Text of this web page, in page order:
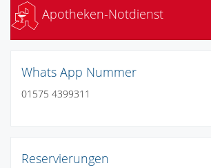
Apotheken-Notdienst
Whats App Nummer
01575 4399311
Reservierungen